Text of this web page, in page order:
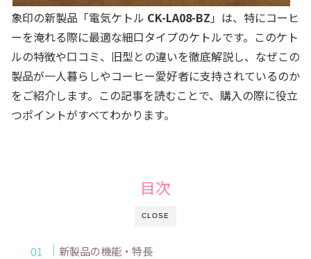
象印の新製品「電気ケトル CK-LA08-BZ 」は、特にコーヒ
ーを淹れる際に最適な細口タイプのケトルです。このケト
ルの特徴や口コミ、旧型との違いを徹底解説し、なぜこの
製品が一人暮らしやコーヒー愛好者に支持されているのか
をご紹介します。この記事を読むことで、購入の際に役立
つポイントがすべてわかります。
CLOSE
目次
新製品の機能・特長